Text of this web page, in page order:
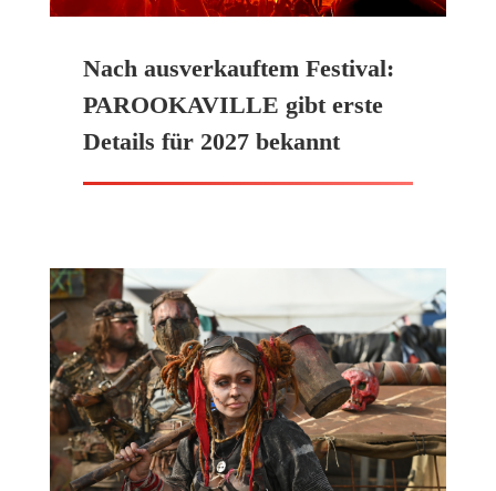
Nach ausverkauftem Festival:
PAROOKAVILLE gibt erste
Details für 2027 bekannt